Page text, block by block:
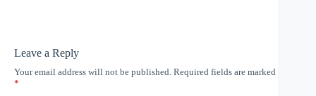
Leave a Reply
Your email address will not be published. Required fields are marked
*